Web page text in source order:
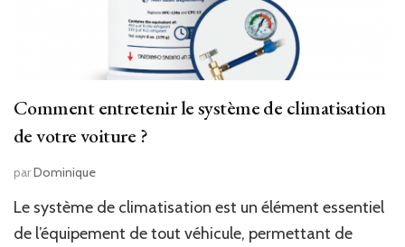
Comment entretenir le système de climatisation
de votre voiture ?
parDominique
Le système de climatisation est un élément essentiel
de l’équipement de tout véhicule, permettant de